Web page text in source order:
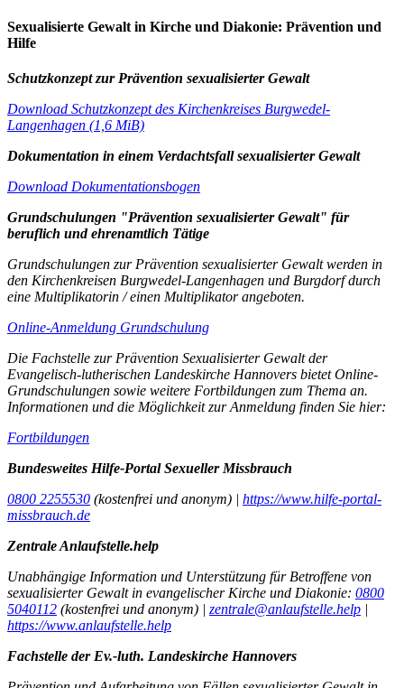
Sexualisierte Gewalt in Kirche und Diakonie: Prävention und
Hilfe
Schutzkonzept zur Prävention sexualisierter Gewalt
Download Schutzkonzept des Kirchenkreises Burgwedel-
Langenhagen (1,6 MiB)
Dokumentation in einem Verdachtsfall sexualisierter Gewalt
Download Dokumentationsbogen
Grundschulungen "Prävention sexualisierter Gewalt" für
beruflich und ehrenamtlich Tätige
Grundschulungen zur Prävention sexualisierter Gewalt werden in
den Kirchenkreisen Burgwedel-Langenhagen und Burgdorf durch
eine Multiplikatorin / einen Multiplikator angeboten.
Online-Anmeldung Grundschulung
Die Fachstelle zur Prävention Sexualisierter Gewalt der
Evangelisch-lutherischen Landeskirche Hannovers bietet Online-
Grundschulungen sowie weitere Fortbildungen zum Thema an.
Informationen und die Möglichkeit zur Anmeldung finden Sie hier:
Fortbildungen
Bundesweites Hilfe-Portal Sexueller Missbrauch
0800 2255530 (kostenfrei und anonym) | https://www.hilfe-portal-
missbrauch.de
Zentrale Anlaufstelle.help
Unabhängige Information und Unterstützung für Betroffene von
sexualisierter Gewalt in evangelischer Kirche und Diakonie: 0800
5040112 (kostenfrei und anonym) | zentrale@anlaufstelle.help
https://www.anlaufstelle.help
Fachstelle der Ev.-luth. Landeskirche Hannovers